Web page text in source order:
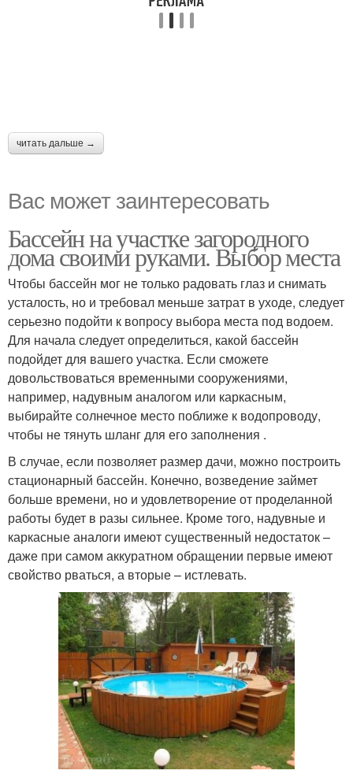
читать дальше →
Вас может заинтересовать
Бассейн на участке загородного
дома своими руками. Выбор места
Чтобы бассейн мог не только радовать глаз и снимать
усталость, но и требовал меньше затрат в уходе, следует
серьезно подойти к вопросу выбора места под водоем.
Для начала следует определиться, какой бассейн
подойдет для вашего участка. Если сможете
довольствоваться временными сооружениями,
например, надувным аналогом или каркасным,
выбирайте солнечное место поближе к водопроводу,
чтобы не тянуть шланг для его заполнения .
В случае, если позволяет размер дачи, можно построить
стационарный бассейн. Конечно, возведение займет
больше времени, но и удовлетворение от проделанной
работы будет в разы сильнее. Кроме того, надувные и
каркасные аналоги имеют существенный недостаток –
даже при самом аккуратном обращении первые имеют
свойство рваться, а вторые – истлевать.